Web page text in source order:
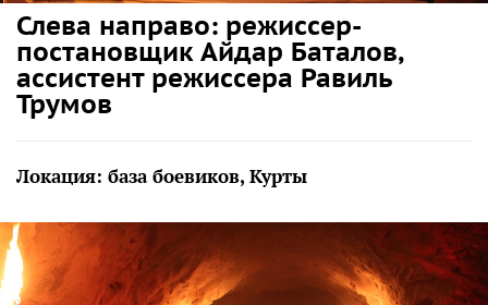
Слева направо: режиссер-
постановщик Айдар Баталов,
ассистент режиссера Равиль
Трумов
Локация: база боевиков, Курты